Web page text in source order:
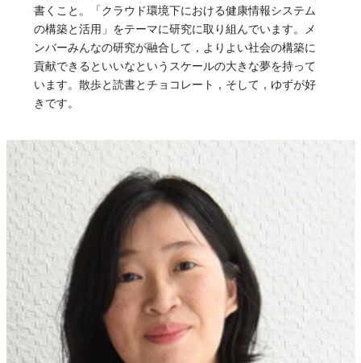
書くこと。「クラウド環境下における健康情報システム
の構築と活用」をテーマに研究に取り組んでいます。メ
ンバーみんなの研究が融合して，よりよい社会の構築に
貢献できるといいなというスケールの大きな夢を持って
います。散歩と読書とチョコレート，そして，ゆずが好
きです。